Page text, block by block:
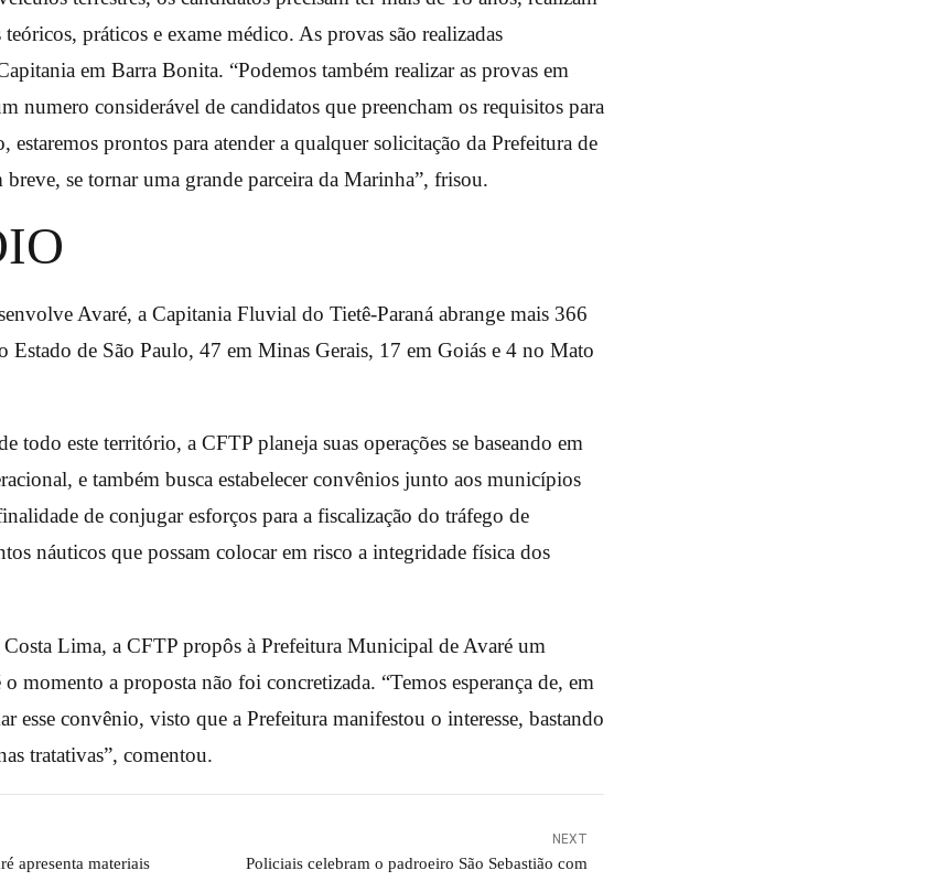
práticos e exame médico. As provas são realizadas
em Barra Bonita. “Podemos também realizar as provas em
numero considerável de candidatos que preencham os requisitos para
estaremos prontos para atender a qualquer solicitação da Prefeitura de
breve, se tornar uma grande parceira da Marinha”, frisou.
Avaré, a Capitania Fluvial do Tietê-Paraná abrange mais 366
Estado de São Paulo, 47 em Minas Gerais, 17 em Goiás e 4 no Mato
todo este território, a CFTP planeja suas operações se baseando em
e também busca estabelecer convênios junto aos municípios
de conjugar esforços para a fiscalização do tráfego de
náuticos que possam colocar em risco a integridade física dos
Lima, a CFTP propôs à Prefeitura Municipal de Avaré um
momento a proposta não foi concretizada. “Temos esperança de, em
esse convênio, visto que a Prefeitura manifestou o interesse, bastando
tratativas”, comentou.
apresenta materiais
NEXT
Policiais celebram o padroeiro São Sebastião com